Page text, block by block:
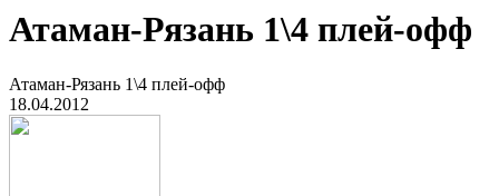
Атаман-Рязань 1\4 плей-офф
Атаман-Рязань 1\4 плей-офф
18.04.2012